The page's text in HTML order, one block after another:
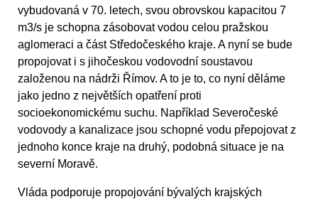
vybudovaná v 70. letech, svou obrovskou kapacitou 7
m3/s je schopna zásobovat vodou celou pražskou
aglomeraci a část Středočeského kraje. A nyní se bude
propojovat i s jihočeskou vodovodní soustavou
založenou na nádrži Římov. A to je to, co nyní děláme
jako jedno z největších opatření proti
socioekonomickému suchu. Například Severočeské
vodovody a kanalizace jsou schopné vodu přepojovat z
jednoho konce kraje na druhý, podobná situace je na
severní Moravě.
Vláda podporuje propojování bývalých krajských